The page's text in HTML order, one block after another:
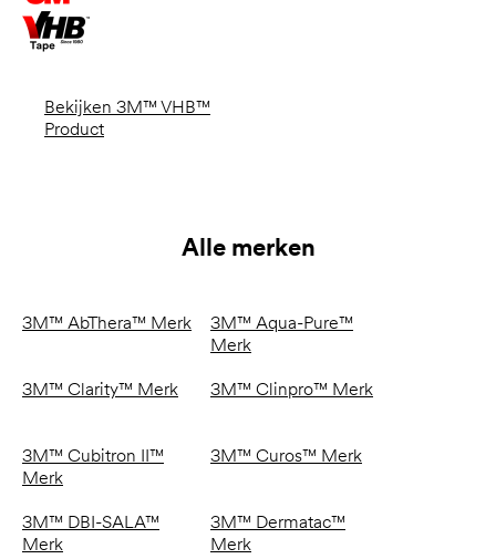
Bekijken 3M™ VHB™
Product
Alle merken
3M™ AbThera™ Merk
3M™ Aqua-Pure™
Merk
3M™ Clarity™ Merk 3M™ Clinpro™ Merk
3M™ Cubitron II™
Merk
3M™ Curos™ Merk
3M™ DBI-SALA™
Merk
3M™ Dermatac™
Merk